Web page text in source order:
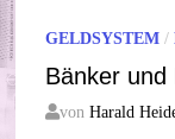
GELDSYSTEM /
Bänker und
vonHarald